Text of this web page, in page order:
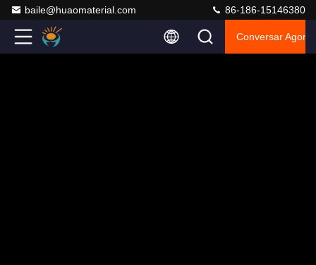
baile@huaomaterial.com 86-186-15146380
Conversar Agora